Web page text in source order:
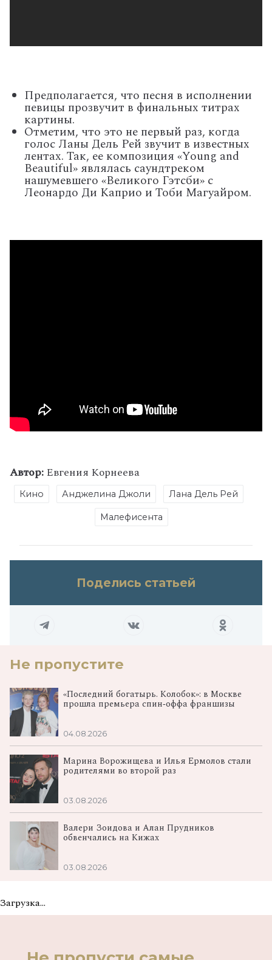
Предполагается, что песня в исполнении
певицы прозвучит в финальных титрах
картины.
Отметим, что это не первый раз, когда
голос Ланы Дель Рей звучит в известных
лентах. Так, ее композиция «Young and
Beautiful» являлась саундтреком
нашумевшего «Великого Гэтсби» с
Леонардо Ди Каприо и Тоби Магуайром.
Автор:Евгения Корнеева
Кино Анджелина Джоли Лана Дель Рей
Малефисента
Поделись статьей
Не пропустите
«Последний богатырь. Колобок»: в Москве
прошла премьера спин‑оффа франшизы
04.08.2026
Марина Ворожищева и Илья Ермолов стали
родителями во второй раз
03.08.2026
Валери Зоидова и Алан Прудников
обвенчались на Кижах
03.08.2026
Загрузка...